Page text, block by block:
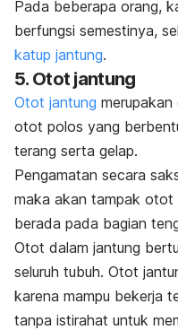
Pada beberapa orang,
berfungsi semestinya,
katup jantung.
5. Otot jantung
Otot jantung
otot polos yang
terang serta gelap.
Pengamatan secara
maka akan tampak otot
berada pada bagian
Otot dalam jantung
seluruh tubuh. Otot
karena mampu bekerja
tanpa istirahat untuk